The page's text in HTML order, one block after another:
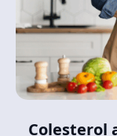
Colesterol